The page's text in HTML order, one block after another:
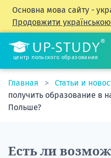
Основна мова сайту -
Продовжити
центр польского образования
Главная Статьи и
получить образование в
Польше?
Есть ли